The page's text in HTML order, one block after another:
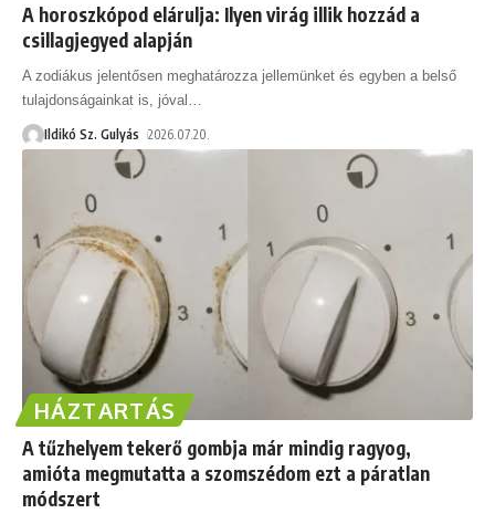
A horoszkópod elárulja: Ilyen virág illik hozzád a
csillagjegyed alapján
A zodiákus jelentősen meghatározza jellemünket és egyben a belső
tulajdonságainkat is, jóval
Ildikó Sz. Gulyás 2026.07.20.
HÁZTARTÁS
A tűzhelyem tekerő gombja már mindig ragyog,
amióta megmutatta a szomszédom ezt a páratlan
módszert